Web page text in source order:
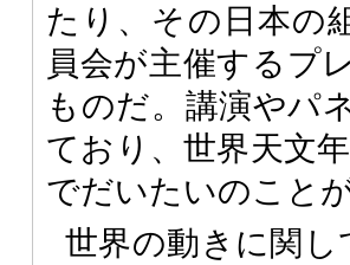
たり、その日本の
員会が主催するプ
ものだ。講演やパ
ており、世界天文
でだいたいのこと
世界の動きに関し